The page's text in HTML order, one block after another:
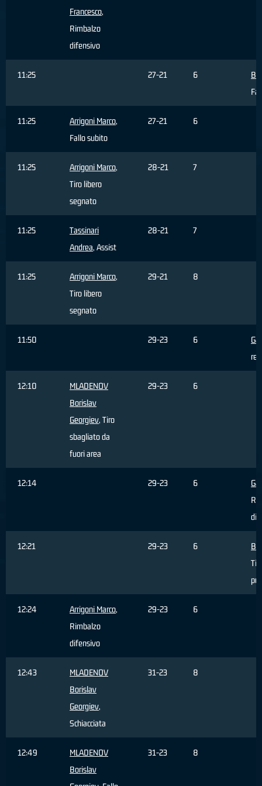
Francesco,
Rimbalzo
difensivo
11:25 27-21 6
11:25 Arrigoni Marco,
Fallo subito
27-21 6
11:25 Arrigoni Marco,
Tiro libero
segnato
28-21 7
11:25
Tassinari
Andrea, Assist
28-21 7
11:25 Arrigoni Marco,
Tiro libero
segnato
29-21 8
11:50 29-23 6
12:10
MLADENOV
Borislav
Georgiev, Tiro
sbagliato da
fuori area
29-23 6
12:14 29-23 6
12:21 29-23 6
12:24 Arrigoni Marco,
Rimbalzo
difensivo
29-23 6
12:43
MLADENOV
Borislav
Georgiev,
Schiacciata
31-23 8
12:49
MLADENOV
Borislav
31-23 8